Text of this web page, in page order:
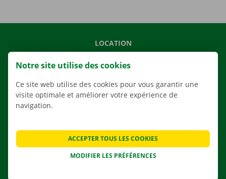
LOCATION
AGENCES
Notre site utilise des cookies
Ce site web utilise des cookies pour vous garantir une
visite optimale et améliorer votre expérience de
navigation.
MODIFIER LES PRÉFÉRENCES
ACCEPTER TOUS LES COOKIES